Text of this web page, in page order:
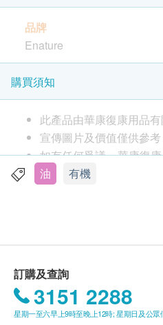
品牌
Enature
產地
墨西哥
包裝
1升
特性及功效
成份
100% 有機椰子油
購買須知
此產品由華康復康用品有
宣傳圖片及價值僅供參考
如有任何爭議，華康復
health.ESDlife保留最終決
址。* (
附加費。
)
沒有升降機之樓層，將
油 有機
訂購及查詢
3151 2288
星期一至六早上9時至晚上12時; 星期日及公眾